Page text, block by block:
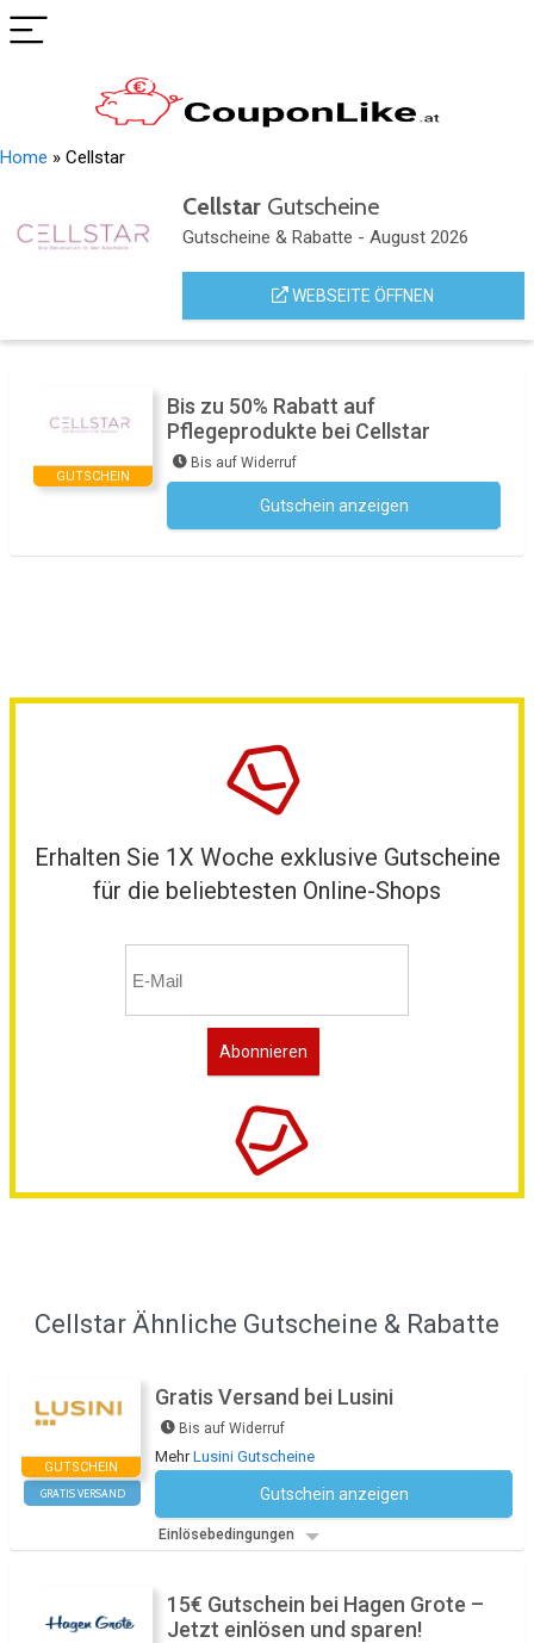
Home » Cellstar
CellstarGutscheine
Gutscheine & Rabatte - August 2026
WEBSEITE ÖFFNEN
GUTSCHEIN
Bis zu 50% Rabatt auf
Pflegeprodukte bei Cellstar
Bis auf Widerruf
Gutschein anzeigen
Erhalten Sie 1X Woche exklusive Gutscheine
für die beliebtesten Online-Shops
Cellstar Ähnliche Gutscheine & Rabatte
GUTSCHEIN
GRATIS VERSAND
Gratis Versand bei Lusini
Bis auf Widerruf
MehrLusini Gutscheine
Gutschein anzeigen
Einlösebedingungen
15€ Gutschein bei Hagen Grote –
Jetzt einlösen und sparen!